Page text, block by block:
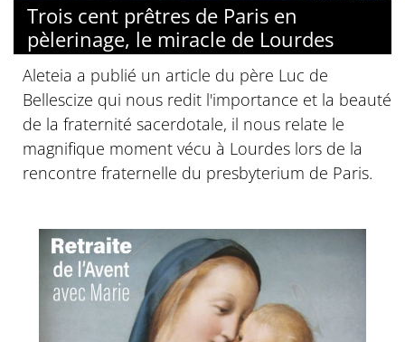
Trois cent prêtres de Paris en
pèlerinage, le miracle de Lourdes
Aleteia a publié un article du père Luc de
Bellescize qui nous redit l'importance et la beauté
de la fraternité sacerdotale, il nous relate le
magnifique moment vécu à Lourdes lors de la
rencontre fraternelle du presbyterium de Paris.